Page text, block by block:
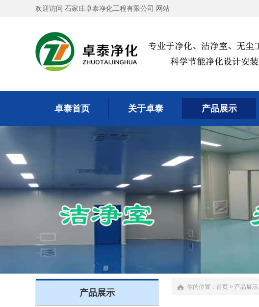
欢迎访问 石家庄卓泰净化工程有限公司 网站
卓泰首页 关于卓泰 产品展示
产品展示
你的位置： 首页 > 产品展示